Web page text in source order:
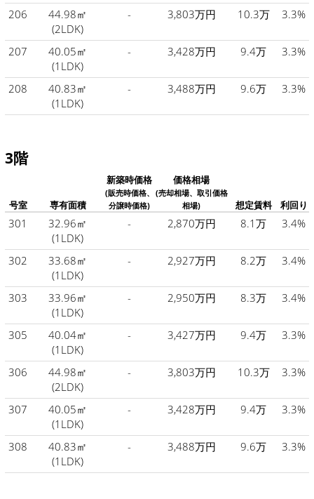
206
44.98㎡
(2LDK)
- 3,803万円 10.3万 3.3%
207
40.05㎡
(1LDK)
- 3,428万円 9.4万 3.3%
208
40.83㎡
(1LDK)
- 3,488万円 9.6万 3.3%
3階
号室 専有面積
新築時価格
(販売時価格、
分譲時価格)
価格相場
(売却相場、取引価格
相場)
想定賃料 利回り
301
32.96㎡
(1LDK)
- 2,870万円 8.1万 3.4%
302
33.68㎡
(1LDK)
- 2,927万円 8.2万 3.4%
303
33.96㎡
(1LDK)
- 2,950万円 8.3万 3.4%
305
40.04㎡
(1LDK)
- 3,427万円 9.4万 3.3%
306
44.98㎡
(2LDK)
- 3,803万円 10.3万 3.3%
307
40.05㎡
(1LDK)
- 3,428万円 9.4万 3.3%
308
40.83㎡
(1LDK)
- 3,488万円 9.6万 3.3%